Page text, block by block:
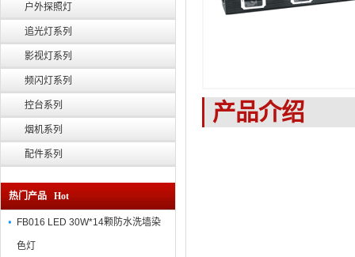
户外探照灯
追光灯系列
影视灯系列
频闪灯系列
控台系列
烟机系列
配件系列
热门产品 Hot
FB016 LED 30W*14颗防水洗墙染
色灯
产品介绍